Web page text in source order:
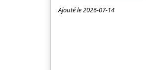
Ajouté le 2026-07-14